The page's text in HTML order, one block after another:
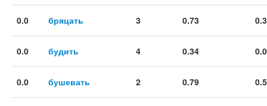
0.0 бряцать 3 0.73
0.0 будить 4 0.34
0.0 бушевать 2 0.79